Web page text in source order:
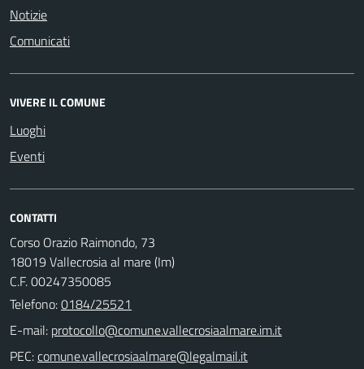
Notizie
Comunicati
VIVERE IL COMUNE
Luoghi
Eventi
CONTATTI
Corso Orazio Raimondo, 73
18019 Vallecrosia al mare (Im)
C.F. 00247350085
Telefono:0184/25521
E-mail:
PEC: